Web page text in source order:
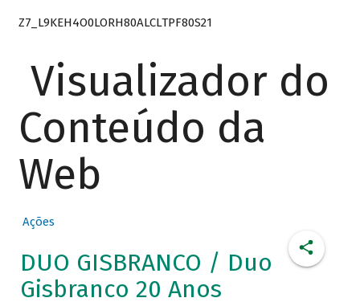
Z7_L9KEH4O0LORH80ALCLTPF80S21
Visualizador do
Conteúdo da
Web
Ações
DUO GISBRANCO / Duo
Gisbranco 20 Anos